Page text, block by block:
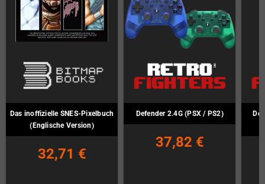
Das inoffizielle SNES-Pixelbuch
(Englische Version)
32,71 €
Defender 2.4G (PSX / PS2)
37,82 €